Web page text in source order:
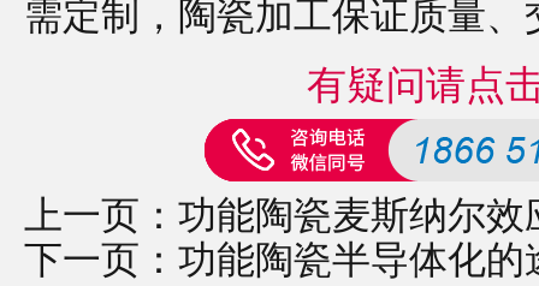
需定制， 陶瓷加工保证质量、
有疑问请点
上一页： 功能陶瓷麦斯纳尔
下一页： 功能陶瓷半导体化